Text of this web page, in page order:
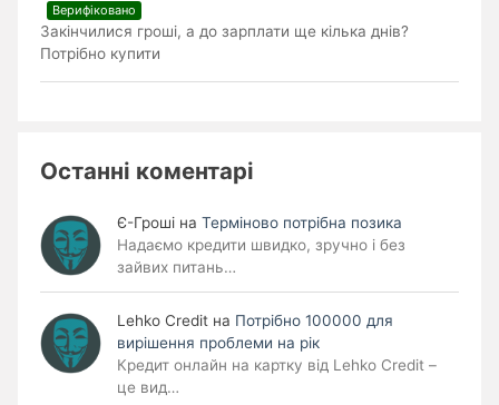
Верифіковано
Закінчилися гроші, а до зарплати ще кілька днів?
Потрібно купити
Останні коментарі
Є-Гроші на Терміново потрібна позика
Надаємо кредити швидко, зручно і без
зайвих питань…
Lehko Сredit на Потрібно 100000 для
вирішення проблеми на рік
Кредит онлайн на картку від Lehko Credit –
це вид…